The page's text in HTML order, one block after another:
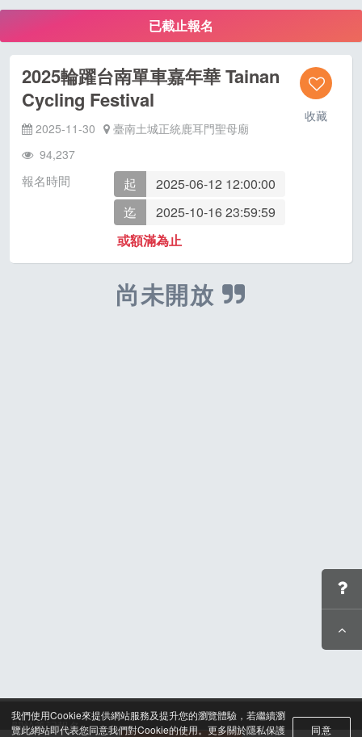
已截止報名
收藏
2025輪躍台南單車嘉年華 Tainan
Cycling Festival
2025-11-30
臺南土城正統鹿耳門聖母廟
94,237
報名時間 起
2025-06-12 12:00:00
迄
2025-10-16 23:59:59
或額滿為止
尚未開放
我們使用Cookie來提供網站服務及提升您的瀏覽體驗，若繼續瀏
覽此網站即代表您同意我們對Cookie的使用。更多關於隱私保護
同意
關於筆記報名